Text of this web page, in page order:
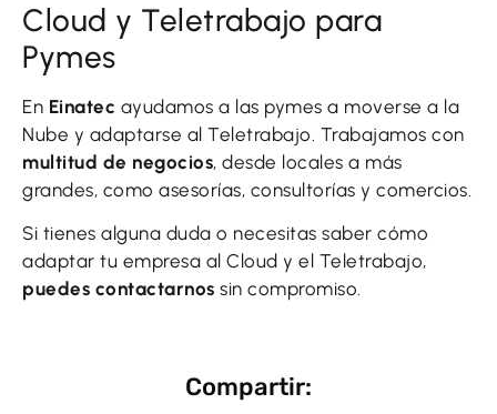
Cloud y Teletrabajo para
Pymes
En Einatec ayudamos a las pymes a moverse a la
Nube y adaptarse al Teletrabajo. Trabajamos con
multitud de negocios, desde locales a más
grandes, como asesorías, consultorías y comercios.
Si tienes alguna duda o necesitas saber cómo
adaptar tu empresa al Cloud y el Teletrabajo,
puedes contactarnos sin compromiso.
Compartir: